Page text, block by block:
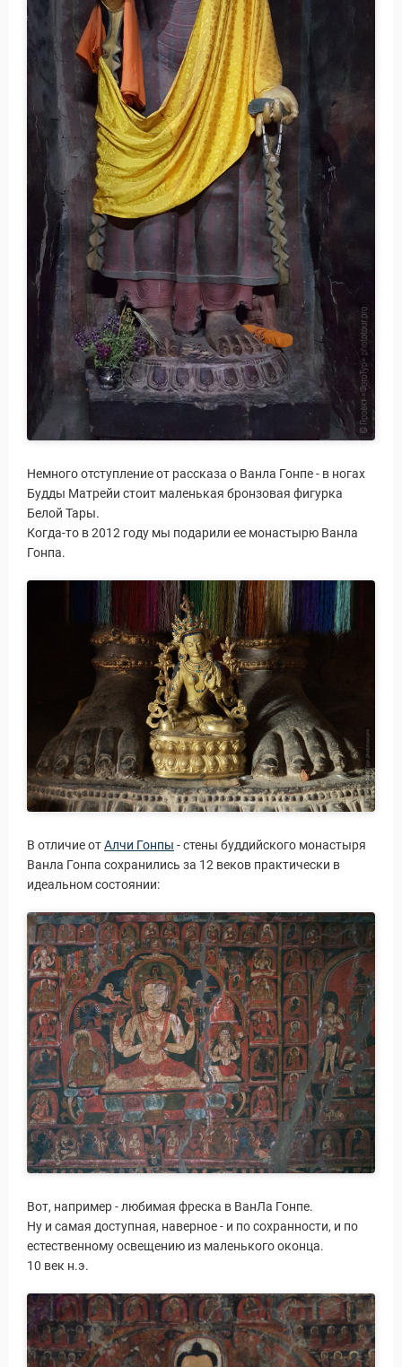
Немного отступление от рассказа о Ванла Гонпе - в ногах
Будды Матрейи стоит маленькая бронзовая фигурка
Белой Тары.
Когда-то в 2012 году мы подарили ее монастырю Ванла
Гонпа.
В отличие отАлчи Гонпы - стены буддийского монастыря
Ванла Гонпа сохранились за 12 веков практически в
идеальном состоянии:
Вот, например - любимая фреска в ВанЛа Гонпе.
Ну и самая доступная, наверное - и по сохранности, и по
естественному освещению из маленького оконца.
10 век н.э.